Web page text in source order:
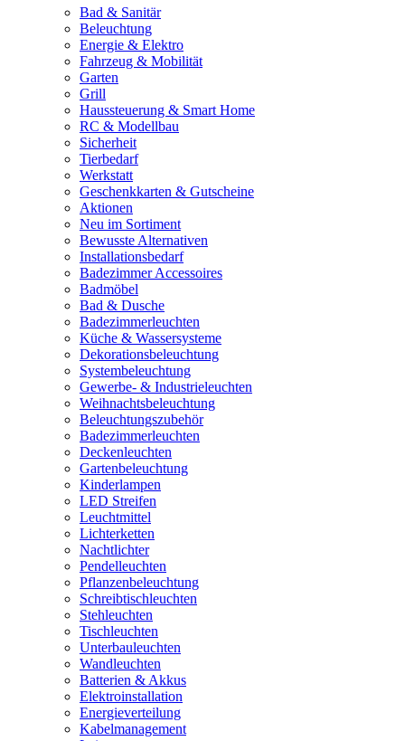
Bad & Sanitär
Beleuchtung
Energie & Elektro
Fahrzeug & Mobilität
Garten
Grill
Haussteuerung & Smart Home
RC & Modellbau
Sicherheit
Tierbedarf
Werkstatt
Geschenkkarten & Gutscheine
Aktionen
Neu im Sortiment
Bewusste Alternativen
Installationsbedarf
Badezimmer Accessoires
Badmöbel
Bad & Dusche
Badezimmerleuchten
Küche & Wassersysteme
Dekorationsbeleuchtung
Systembeleuchtung
Gewerbe- & Industrieleuchten
Weihnachtsbeleuchtung
Beleuchtungszubehör
Badezimmerleuchten
Deckenleuchten
Gartenbeleuchtung
Kinderlampen
LED Streifen
Leuchtmittel
Lichterketten
Nachtlichter
Pendelleuchten
Pflanzenbeleuchtung
Schreibtischleuchten
Stehleuchten
Tischleuchten
Unterbauleuchten
Wandleuchten
Batterien & Akkus
Elektroinstallation
Energieverteilung
Kabelmanagement